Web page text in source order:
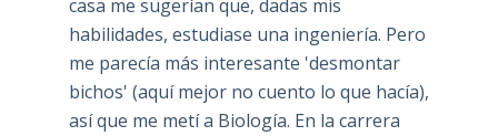
casa me sugerían que, dadas mis
habilidades, estudiase una ingeniería. Pero
me parecía más interesante 'desmontar
bichos' (aquí mejor no cuento lo que hacía),
así que me metí a Biología. En la carrera